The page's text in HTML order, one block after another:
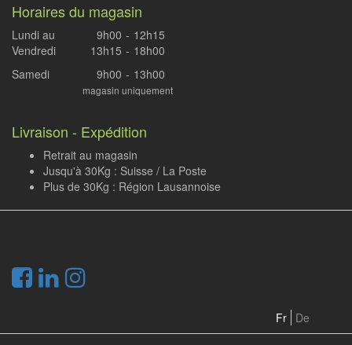
Horaires du magasin
Lundi au
Vendredi
9h00
13h15
-
-
12h15
18h00
Samedi
9h00 - 13h00
magasin uniquement
Livraison - Expédition
Retrait au magasin
Jusqu'à 30Kg : Suisse / La Poste
Plus de 30Kg : Région Lausannoise
Fr De